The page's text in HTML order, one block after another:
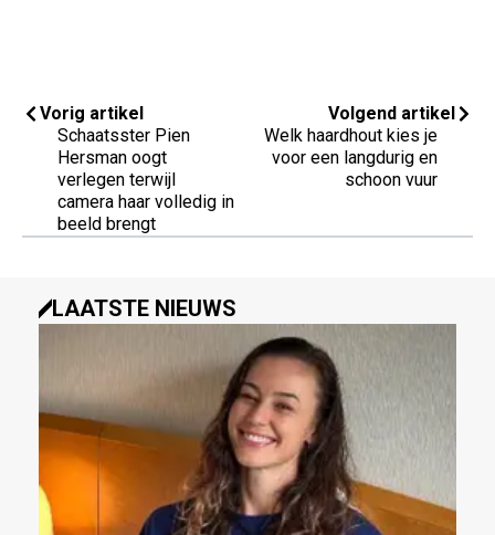
Vorig artikel
Schaatsster Pien
Hersman oogt
verlegen terwijl
camera haar volledig in
beeld brengt
Volgend artikel
Welk haardhout kies je
voor een langdurig en
schoon vuur
LAATSTE NIEUWS